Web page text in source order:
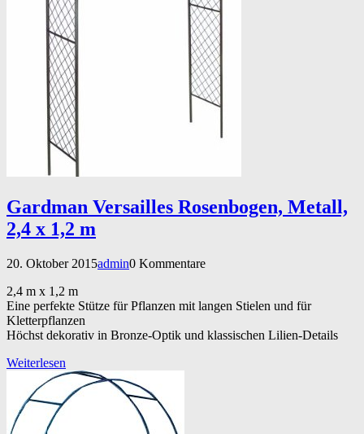
Gardman Versailles Rosenbogen, Metall,
2,4 x 1,2 m
20. Oktober 2015admin0 Kommentare
2,4 m x 1,2 m
Eine perfekte Stütze für Pflanzen mit langen Stielen und für
Kletterpflanzen
Höchst dekorativ in Bronze-Optik und klassischen Lilien-Details
Weiterlesen